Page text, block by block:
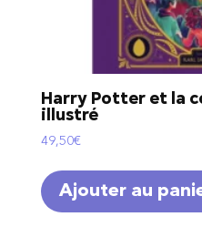
Harry Potter et la
illustré
49,50€
Ajouter au